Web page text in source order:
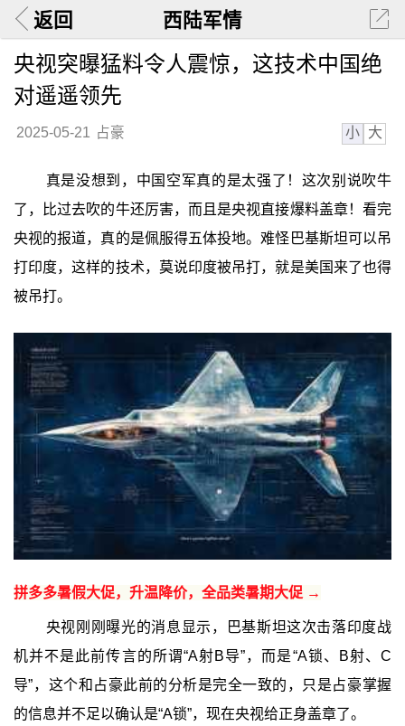
返回 西陆军情
央视突曝猛料令人震惊，这技术中国绝
对遥遥领先
2025-05-21 占豪 小 大
真是没想到，中国空军真的是太强了！这次别说吹牛
了，比过去吹的牛还厉害，而且是央视直接爆料盖章！看完
央视的报道，真的是佩服得五体投地。难怪巴基斯坦可以吊
打印度，这样的技术，莫说印度被吊打，就是美国来了也得
被吊打。
拼多多暑假大促，升温降价，全品类暑期大促 →
央视刚刚曝光的消息显示，巴基斯坦这次击落印度战
机并不是此前传言的所谓“A射B导”，而是“A锁、B射、C
导”，这个和占豪此前的分析是完全一致的，只是占豪掌握
的信息并不足以确认是“A锁”，现在央视给正身盖章了。